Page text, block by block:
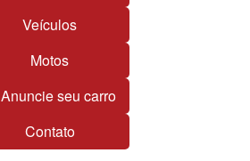
Veículos
Motos
Anuncie seu carro
Contato